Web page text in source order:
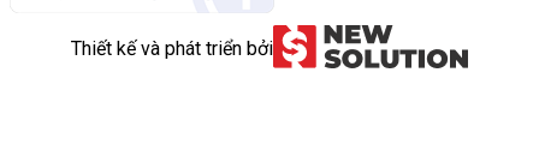
Thiết kế và phát triển bởi